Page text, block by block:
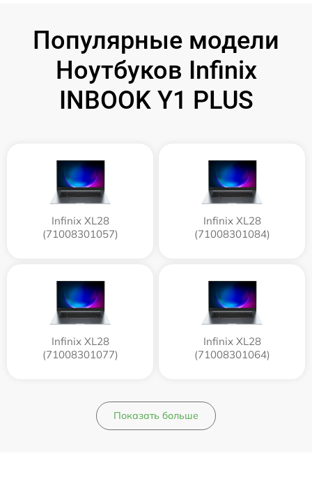
Популярные модели
Ноутбуков Infinix
INBOOK Y1 PLUS
Infinix XL28
(71008301057)
Infinix XL28
(71008301084)
Infinix XL28
(71008301077)
Infinix XL28
(71008301064)
Показать больше